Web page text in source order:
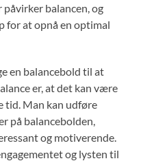
balancen, og
for at opnå en optimal
en balancebold til at
er, at det kan være
tid. Man kan udføre
på balancebolden,
og motiverende.
og lysten til